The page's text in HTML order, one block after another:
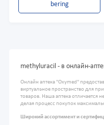
bering
methyluracil - в онлайн-
Онлайн аптека "Oxymed"
виртуальное пространство для
товаров. Наша аптека
делая процесс покупок
Широкий ассортимент и